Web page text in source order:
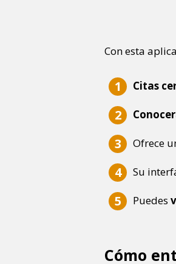
Con esta
Citas
Ofrece
Su
Puedes
Cómo